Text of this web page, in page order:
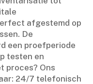
afgestemd op
De
een proefperiode
testen en
proces? Ons
24/7 telefonisch